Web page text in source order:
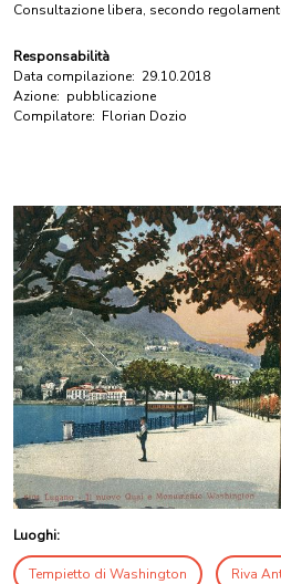
Consultazione libera, secondo
Responsabilità
Data compilazione: 29.10.2018
Azione: pubblicazione
Compilatore: Florian Dozio
Luoghi:
Tempietto di Washington Riva